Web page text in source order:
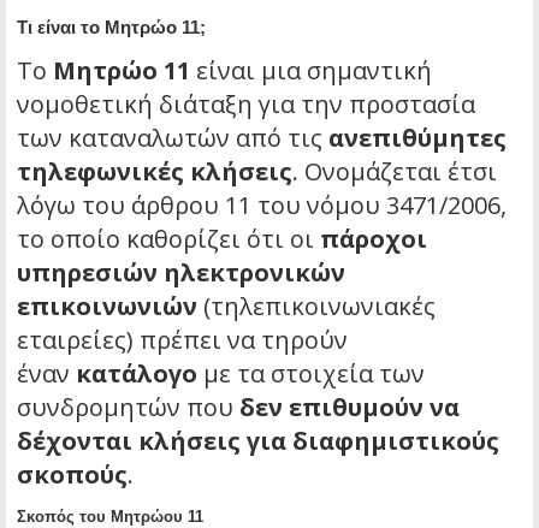
Τι είναι το Μητρώο 11;
Το Μητρώο 11 είναι μια σημαντική
νομοθετική διάταξη για την προστασία
των καταναλωτών από τις ανεπιθύμητες
τηλεφωνικές κλήσεις. Ονομάζεται έτσι
λόγω του άρθρου 11 του νόμου 3471/2006,
το οποίο καθορίζει ότι οι πάροχοι
υπηρεσιών ηλεκτρονικών
επικοινωνιών (τηλεπικοινωνιακές
εταιρείες) πρέπει να τηρούν
έναν κατάλογο με τα στοιχεία των
συνδρομητών που δεν επιθυμούν να
δέχονται κλήσεις για διαφημιστικούς
σκοπούς.
Σκοπός του Μητρώου 11